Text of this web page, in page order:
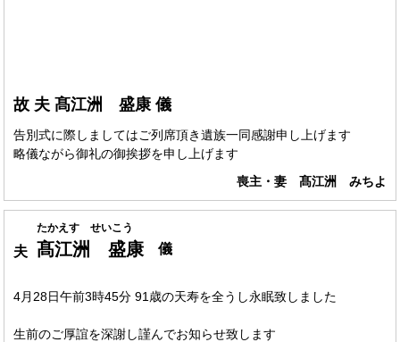
故 夫 髙江洲 盛康 儀
告別式に際しましてはご列席頂き遺族一同感謝申し上げます
略儀ながら御礼の御挨拶を申し上げます
喪主・妻 髙江洲 みちよ
たかえす せいこう
夫 髙江洲 盛康 儀
4月28日午前3時45分 91歳の天寿を全うし永眠致しました
生前のご厚誼を深謝し謹んでお知らせ致します